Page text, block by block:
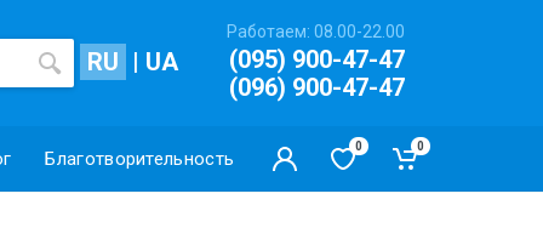
RU | UA
Работаем: 08.00-22.00
(095) 900-47-47
(096) 900-47-47
Благотворительность
0 0